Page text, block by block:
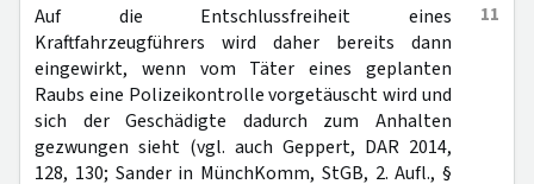
11
Auf die Entschlussfreiheit eines
Kraftfahrzeugführers wird daher bereits dann
eingewirkt, wenn vom Täter eines geplanten
Raubs eine Polizeikontrolle vorgetäuscht wird und
sich der Geschädigte dadurch zum Anhalten
gezwungen sieht (vgl. auch Geppert, DAR 2014,
128, 130; Sander in MünchKomm, StGB, 2. Aufl., §